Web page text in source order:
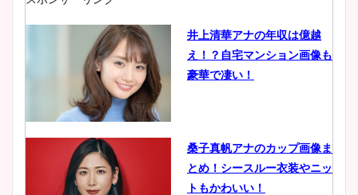
井上清華アナの年収は億越
え！？自宅マンション画像も
豪華で凄い！
桑子真帆アナのカップ画像ま
とめ！シースルー衣装やニッ
トもかわいい！